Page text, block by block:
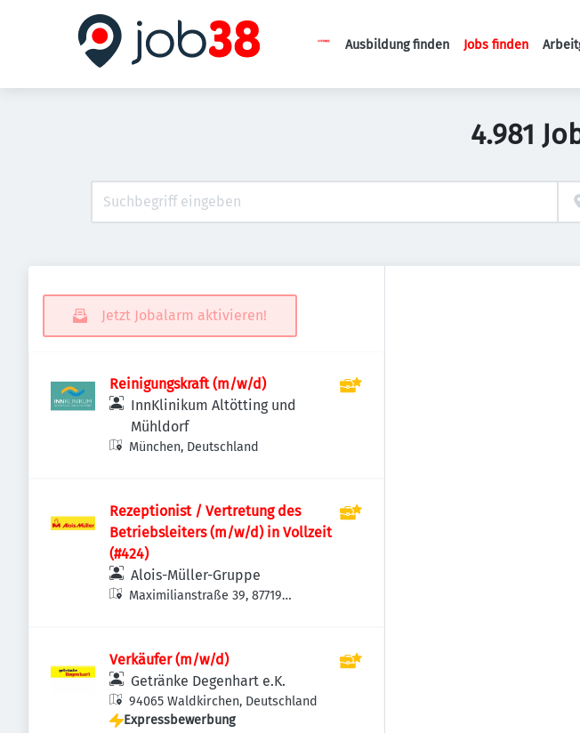
Ausbildung finden Jobs finden
4.981
Jetzt Jobalarm aktivieren!
Reinigungskraft (m/w/d)
InnKlinikum Altötting und
Mühldorf
München, Deutschland
Rezeptionist / Vertretung des
Betriebsleiters (m/w/d) in Vollzeit
(#424)
Alois-Müller-Gruppe
Maximilianstraße 39, 87719
Verkäufer (m/w/d)
Getränke Degenhart e.K.
94065 Waldkirchen, Deutschland
Expressbewerbung